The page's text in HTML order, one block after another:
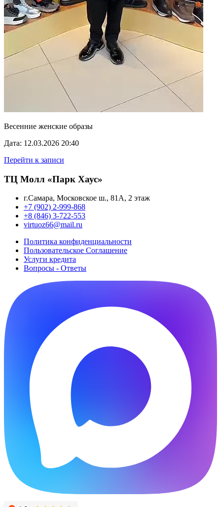
Весенние женские образы
Дата: 12.03.2026 20:40
Перейти к записи
ТЦ Молл «Парк Хаус»
г.Самара, Московское ш., 81А, 2 этаж
+7 (902) 2-999-868
+8 (846) 3-722-553
virtuoz66@mail.ru
Политика конфиденциальности
Пользовательское Cоглашение
Услуги кредита
Вопросы - Ответы